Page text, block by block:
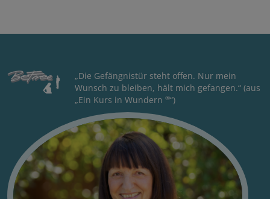
„Die Gefängnistür steht offen. Nur mein
Wunsch zu bleiben, hält mich gefangen.“ (aus
„Ein Kurs in Wundern ®“)